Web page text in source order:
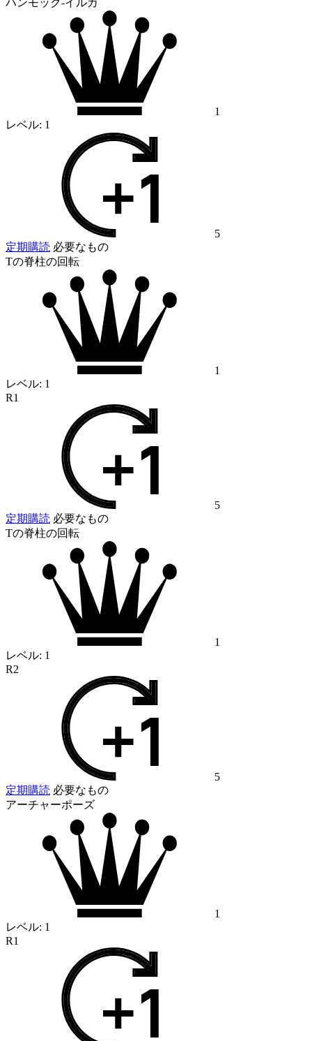
ハンモック-イルカ
1
レベル: 1
5
定期購読 必要なもの
Tの脊柱の回転
1
レベル: 1
R1
5
定期購読 必要なもの
Tの脊柱の回転
1
レベル: 1
R2
5
定期購読 必要なもの
アーチャーポーズ
1
レベル: 1
R1